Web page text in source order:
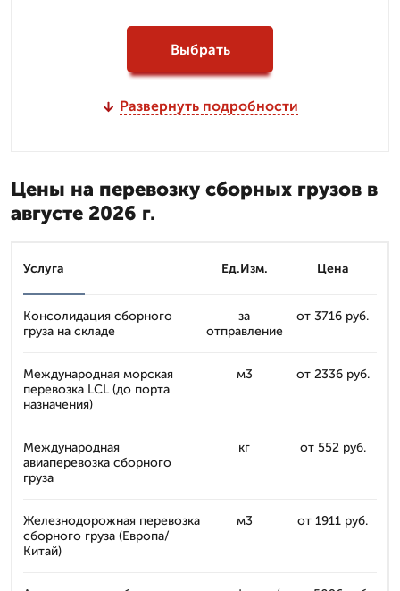
Выбрать
Развернуть подробности
Цены на перевозку сборных грузов в
августе 2026 г.
Услуга Ед.Изм. Цена
Консолидация сборного
груза на складе
за
отправление
от 3716 руб.
Международная морская
перевозка LCL (до порта
назначения)
м3 от 2336 руб.
Международная
авиаперевозка сборного
груза
кг от 552 руб.
Железнодорожная перевозка
сборного груза (Европа/
Китай)
м3 от 1911 руб.